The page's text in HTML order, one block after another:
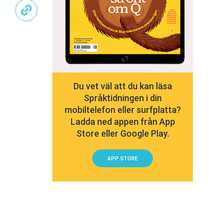
Du vet väl att du kan läsa
Språktidningen i din
mobiltelefon eller surfplatta?
Ladda ned appen från App
Store eller Google Play.
APP STORE